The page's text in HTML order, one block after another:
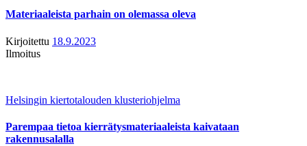
Materiaaleista parhain on olemassa oleva
Kirjoitettu 18.9.2023
Ilmoitus
Helsingin kiertotalouden klusteriohjelma
Parempaa tietoa kierrätysmateriaaleista kaivataan
rakennusalalla